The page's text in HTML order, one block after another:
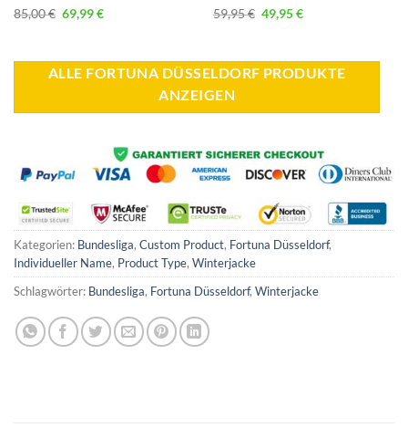
85,00€ Ursprünglicher
Preis
69,99€Aktueller
59,95€ Ursprünglicher
Preis
49,95€Aktueller
ALLE FORTUNA DÜSSELDORF PRODUKTE
ANZEIGEN
Kategorien: Bundesliga, Custom Product, Fortuna Düsseldorf,
Individueller Name, Product Type, Winterjacke
Schlagwörter: Bundesliga, Fortuna Düsseldorf, Winterjacke